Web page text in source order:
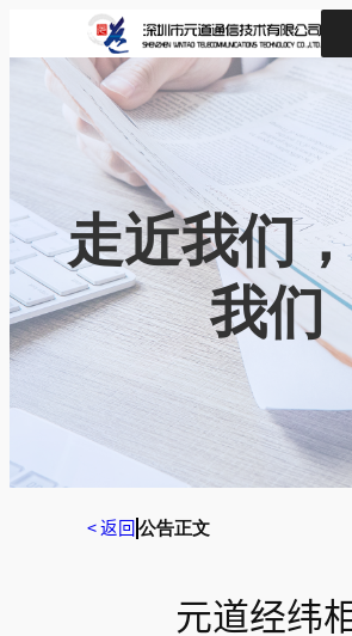
走近我们
我们
< 返回 公告正文
元道经纬